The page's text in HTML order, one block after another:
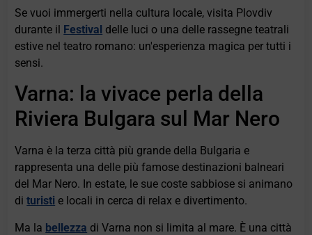
Se vuoi immergerti nella cultura locale, visita Plovdiv
durante il Festival delle luci o una delle rassegne teatrali
estive nel teatro romano: un'esperienza magica per tutti i
sensi.
Varna: la vivace perla della
Riviera Bulgara sul Mar Nero
Varna è la terza città più grande della Bulgaria e
rappresenta una delle più famose destinazioni balneari
del Mar Nero. In estate, le sue coste sabbiose si animano
dituristi e locali in cerca di relax e divertimento.
Ma la bellezza di Varna non si limita al mare. È una città